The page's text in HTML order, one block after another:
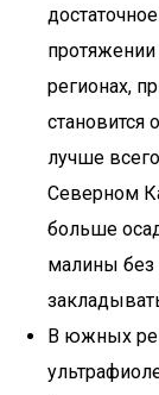
регионах,
становится
лучше
Северном
больше
малины без
В южных